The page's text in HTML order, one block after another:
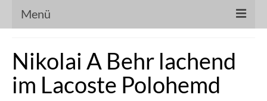
Menü
Vorträge Dr. Behr
Vita Nikolai A. Behr
Nikolai A Behr lachend
im Lacoste Polohemd